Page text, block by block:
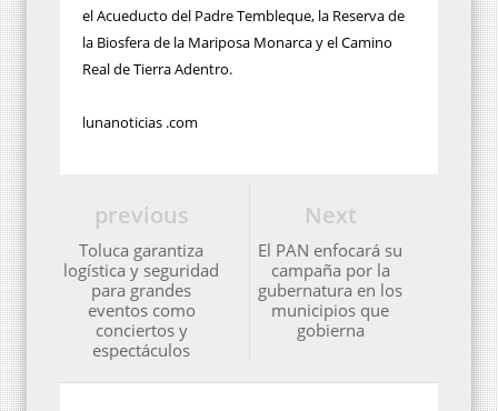
el Acueducto del Padre Tembleque, la Reserva de
la Biosfera de la Mariposa Monarca y el Camino
Real de Tierra Adentro.
lunanoticias .com
Next
El PAN enfocará su
campaña por la
gubernatura en los
municipios que
gobierna
previous
Toluca garantiza
logística y seguridad
para grandes
eventos como
conciertos y
espectáculos